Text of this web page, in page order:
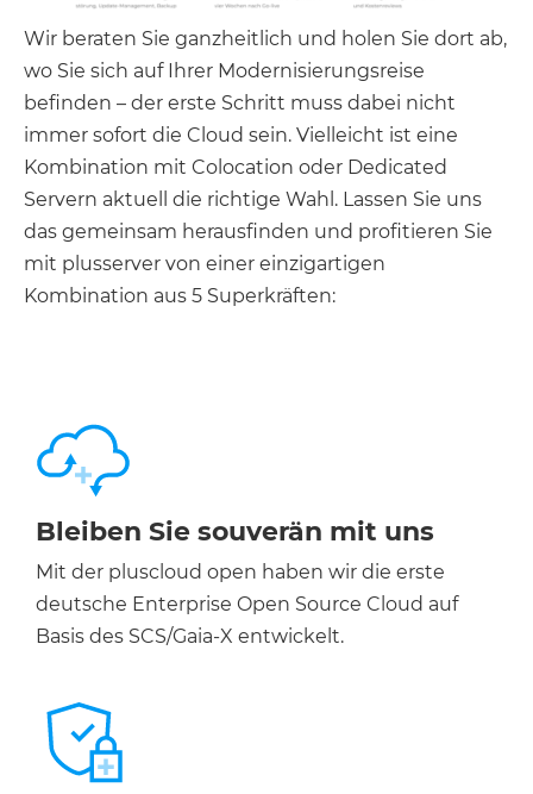
Wir beraten Sie ganzheitlich und holen Sie dort ab,
wo Sie sich auf Ihrer Modernisierungsreise
befinden – der erste Schritt muss dabei nicht
immer sofort die Cloud sein. Vielleicht ist eine
Kombination mit Colocation oder Dedicated
Servern aktuell die richtige Wahl. Lassen Sie uns
das gemeinsam herausfinden und profitieren Sie
mit plusserver von einer einzigartigen
Kombination aus 5 Superkräften:
Bleiben Sie souverän mit uns
Mit der pluscloud open haben wir die erste
deutsche Enterprise Open Source Cloud auf
Basis des SCS/Gaia-X entwickelt.